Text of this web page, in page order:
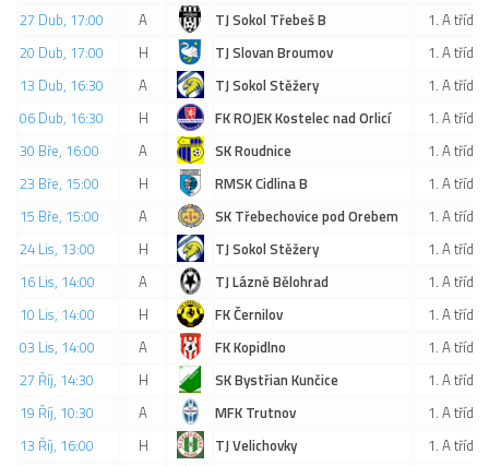
A tým
Zápasy MA 2026/27
Hráči
Realizační tým
Historie
Zápasy 2024/25
2022/23
2021/22
2020/21
2019/20
2018/19
27 Dub, 17:00
A TJ Sokol Třebeš B
1. A třída
20 Dub, 17:00
H TJ Slovan Broumov
1. A třída
13 Dub, 16:30
A TJ Sokol Stěžery
1. A třída
06 Dub, 16:30
H FK ROJEK Kostelec nad Orlicí
1. A třída
30 Bře, 16:00
A SK Roudnice
1. A třída
23 Bře, 15:00
H RMSK Cidlina B
1. A třída
15 Bře, 15:00
A SK Třebechovice pod Orebem
1. A třída
24 Lis, 13:00
H TJ Sokol Stěžery
1. A třída
16 Lis, 14:00
A TJ Lázně Bělohrad
1. A třída
10 Lis, 14:00
H FK Černilov
1. A třída
03 Lis, 14:00
A FK Kopidlno
1. A třída
27 Říj, 14:30
H SK Bystřian Kunčice
1. A třída
19 Říj, 10:30
A MFK Trutnov
1. A třída
13 Říj, 16:00
H TJ Velichovky
1. A třída